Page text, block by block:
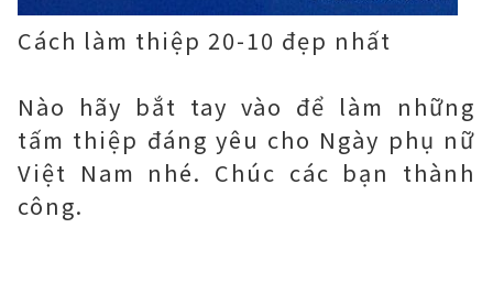
Cách làm thiệp 20-10 đẹp nhất
Nào hãy bắt tay vào để làm những
tấm thiệp đáng yêu cho Ngày phụ nữ
Việt Nam nhé. Chúc các bạn thành
công.